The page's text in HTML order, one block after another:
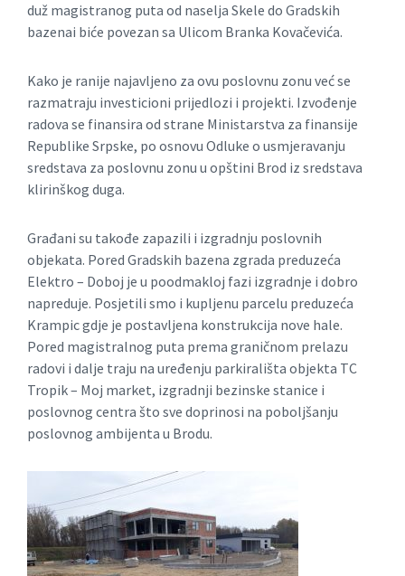
duž magistranog puta od naselja Skele do Gradskih
bazenai biće povezan sa Ulicom Branka Kovačevića.
Kako je ranije najavljeno za ovu poslovnu zonu već se
razmatraju investicioni prijedlozi i projekti. Izvođenje
radova se finansira od strane Ministarstva za finansije
Republike Srpske, po osnovu Odluke o usmjeravanju
sredstava za poslovnu zonu u opštini Brod iz sredstava
klirinškog duga.
Građani su takođe zapazili i izgradnju poslovnih
objekata. Pored Gradskih bazena zgrada preduzeća
Elektro – Doboj je u poodmakloj fazi izgradnje i dobro
napreduje. Posjetili smo i kupljenu parcelu preduzeća
Krampic gdje je postavljena konstrukcija nove hale.
Pored magistralnog puta prema graničnom prelazu
radovi i dalje traju na uređenju parkirališta objekta TC
Tropik – Moj market, izgradnji bezinske stanice i
poslovnog centra što sve doprinosi na poboljšanju
poslovnog ambijenta u Brodu.